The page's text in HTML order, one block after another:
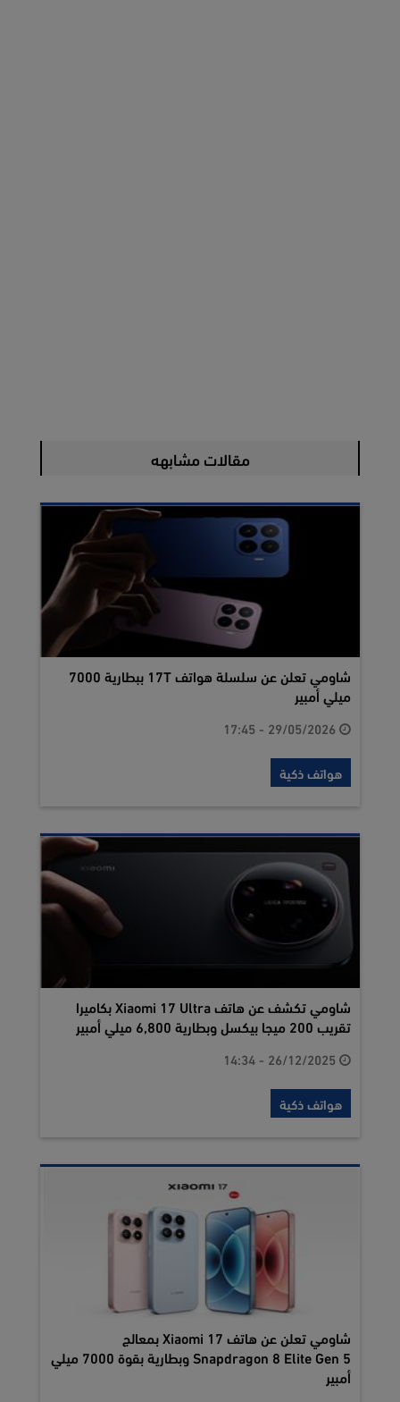
مقالات مشابهه
شاومي تعلن عن سلسلة هواتف 17T ببطارية 7000
ميلي أمبير
هواتف ذكية
شاومي تكشف عن هاتف Xiaomi 17 Ultra بكاميرا
تقريب 200 ميجا بيكسل وبطارية 6,800 ميلي أمبير
هواتف ذكية
شاومي تعلن عن هاتف Xiaomi 17 بمعالج
Snapdragon 8 Elite Gen 5 وبطارية بقوة 7000 ميلي
أمبير